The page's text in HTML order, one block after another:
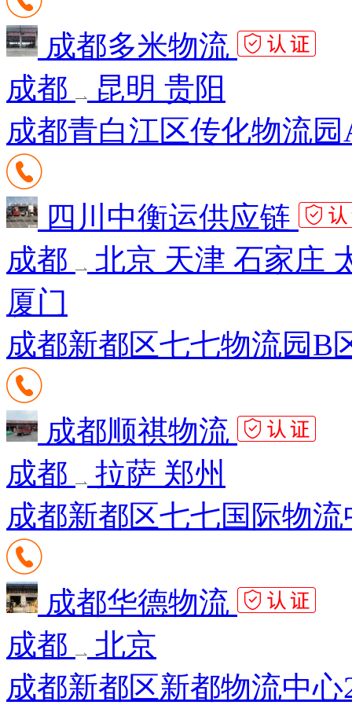
成都多米物流
成都
昆明 贵阳
成都青白江区传化物流园
四川中衡运供应链
成都
北京 天津 石家庄
厦门
成都新都区七七物流园B
成都顺祺物流
成都
拉萨 郑州
成都新都区七七国际物
成都华德物流
成都
北京
成都新都区新都物流中